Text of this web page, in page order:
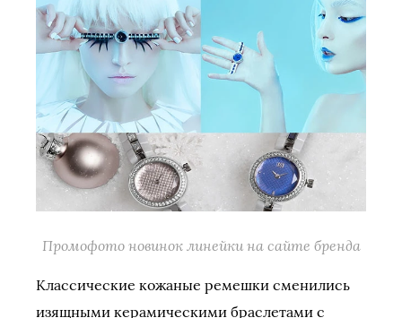
Промофото новинок линейки на сайте бренда
Классические кожаные ремешки сменились
изящными керамическими браслетами с